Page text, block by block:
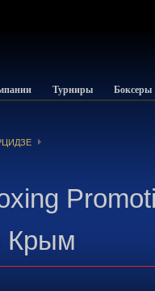
Турниры Боксеры
Крым